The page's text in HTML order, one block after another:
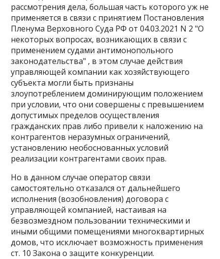
рассмотрения дела, большая часть которого уж не
применяется в связи с принятием Постановления
Пленума Верховного Суда РФ от 04.03.2021 N 2 "О
некоторых вопросах, возникающих в связи с
применением судами антимонопольного
законодательства" , в этом случае действия
управляющей компании как хозяйствующего
субъекта могли быть признаны
злоупотреблением доминирующим положением
при условии, что они совершены с превышением
допустимых пределов осуществления
гражданских прав либо привели к наложению на
контрагентов неразумных ограничений,
установлению необоснованных условий
реализации контрагентами своих прав.
Но в данном случае оператор связи
самостоятельно отказался от дальнейшего
исполнения (возобновления) договора с
управляющей компанией, настаивая на
безвозмездном пользовании техническими и
иными общими помещениями многоквартирных
домов, что исключает возможность применения
ст. 10 Закона о защите конкуренции.